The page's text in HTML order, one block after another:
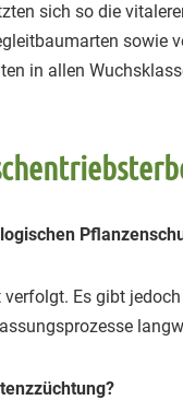
sich so die
sowie
in allen
Es gibt